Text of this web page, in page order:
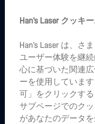
業界アプリケーション
あなたの心の中にプロジ
LET’S TALK
Han’s Laser クッキ
Han’s Laser は、さ
ユーザー体験を継
心に基づいた関連
ーを使用していま
可」をクリックす
サブページでのク
があなたのデータ